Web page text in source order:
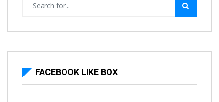
FACEBOOK LIKE BOX